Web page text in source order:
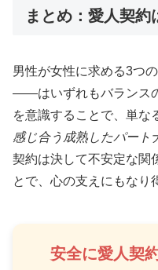
まとめ：愛人契
男性が女性に求める3つ
――はいずれもバランス
を意識することで、単な
感じ合う成熟したパート
契約は決して不安定な関
とで、心の支えにもなり
安全に愛人契